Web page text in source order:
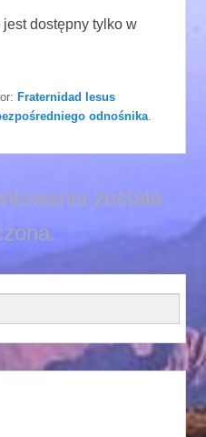
dostępny tylko w
Fraternidad Iesus
odnośnika
została